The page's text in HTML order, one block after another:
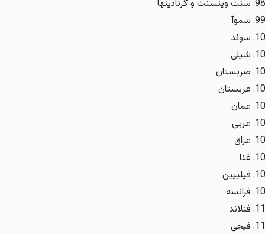
سنت وینسنت و گرنادینها
سموآ
سوئد
شیلی
صربستان
عربستان
عمان
عربی
عراق
غنا
فیلیپین
فرانسه
فنلاند
فیجی